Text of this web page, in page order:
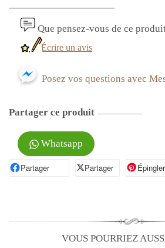
Que pensez-vous de ce
Écrire un avis
Posez vos questions avec
Partager ce produit
Whatsapp
PartagerPartager sur Facebook
Partager
Partager sur XÉpingler
VOUS POURRIEZ